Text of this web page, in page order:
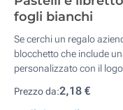
fogli bianchi
Se cerchi un regalo
blocchetto che include
personalizzato con il
Prezzo da:2,18 €